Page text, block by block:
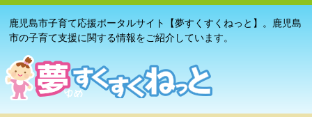
鹿児島市子育て応援ポータルサイト【夢すくすくねっと】。鹿児島
市の子育て支援に関する情報をご紹介しています。